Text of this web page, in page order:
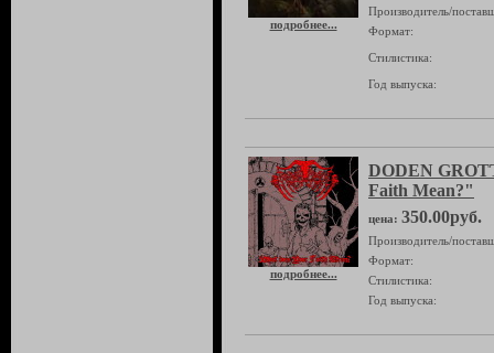
подробнее...
Производитель/
Формат:
Стилистика:
Год выпуска:
подробнее...
DODEN
Faith Mean?"
цена: 350.00руб.
Производитель/
Формат:
Стилистика:
Год выпуска: